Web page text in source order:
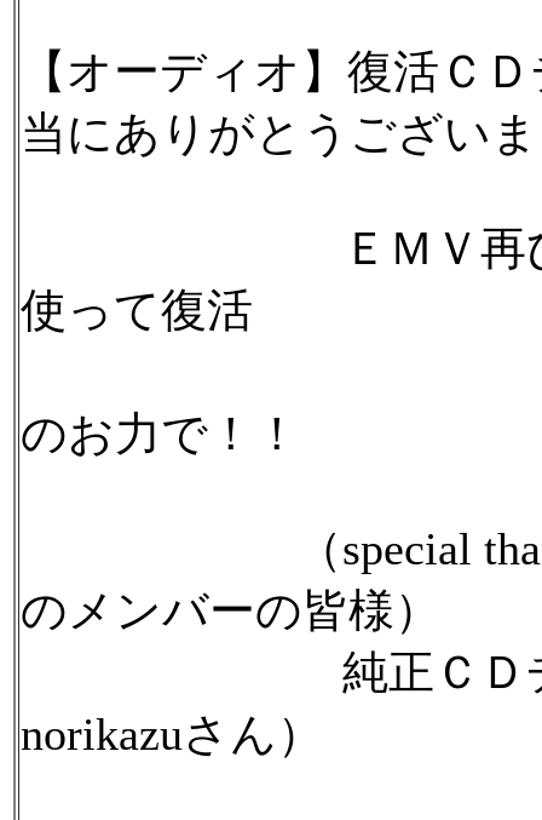
【オーディオ】復活Ｃ
当にありがとうござい
ＥＭＶ再び不調
使って復活
のお力で！！
（special thanks
のメンバーの皆様）
純正ＣＤチェン
norikazuさん）